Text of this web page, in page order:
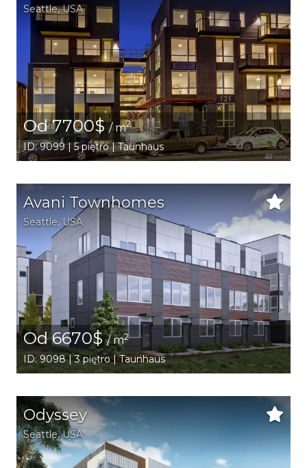
Seattle,USA
Od 7700$/ m2
ID: 9099 | 5 piętro | Taunhaus
Avani Townhomes
Seattle, USA
Od 6670$/ m2
ID: 9098 | 3 piętro | Taunhaus
Odyssey
Seattle,USA